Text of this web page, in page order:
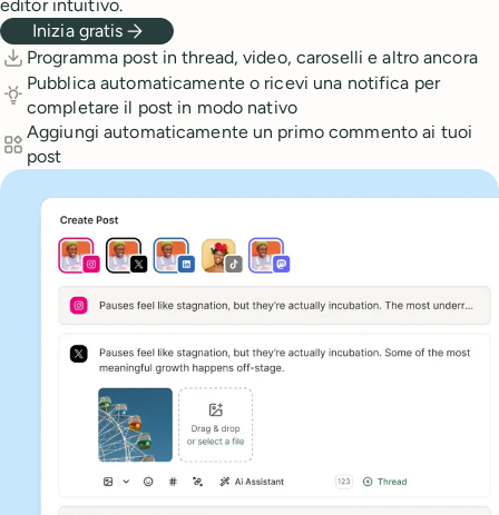
editor intuitivo.
Inizia gratis
Features
Programma post in thread, video, caroselli e altro ancora
Pubblica automaticamente o ricevi una notifica per
completare il post in modo nativo
Aggiungi automaticamente un primo commento ai tuoi
post